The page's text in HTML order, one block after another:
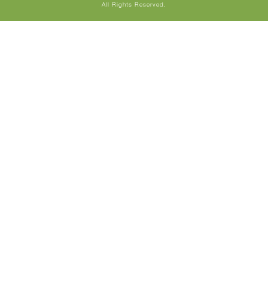
All Rights Reserved.